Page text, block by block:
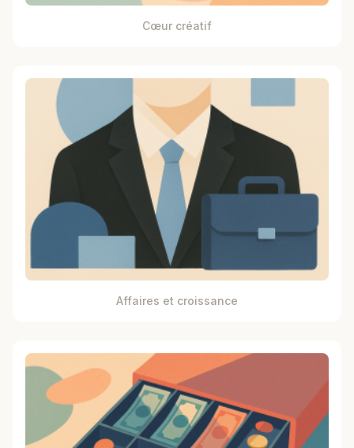
Cœur créatif
Affaires et croissance